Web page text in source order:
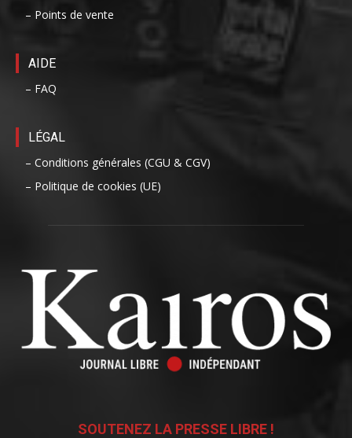
– Points de vente
AIDE
– FAQ
LÉGAL
– Conditions générales (CGU & CGV)
– Politique de cookies (UE)
SOUTENEZ LA PRESSE LIBRE !